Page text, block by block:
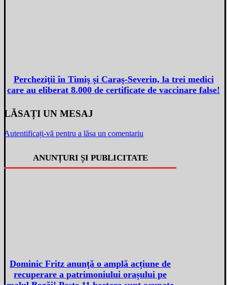
Percheziţii în Timiş şi Caraş-Severin, la trei medici
care au eliberat 8.000 de certificate de vaccinare false!
LĂSAȚI UN MESAJ
Autentificați-vă pentru a lăsa un comentariu
ANUNȚURI ȘI PUBLICITATE
Dominic Fritz anunţă o amplă acțiune de
recuperare a patrimoniului orașului pe